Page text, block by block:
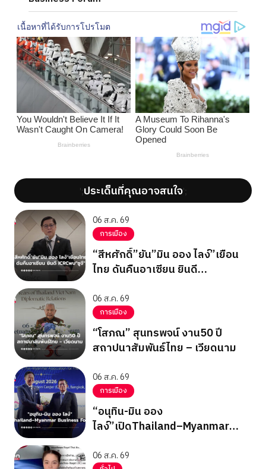
';ประเด็นที่คุณอาจสนใจ';
06 ส.ค. 69
การเมือง
“สีหศักดิ์”ยัน”มิน ออง ไลง์”เยือน
ไทย ดันคืนอาเซียน ยินดี
06 ส.ค. 69
การเมือง
“โสภณ” สุนทรพจน์ งาน50 ปี
สถาปนาสัมพันธ์ไทย – เวียดนาม
06 ส.ค. 69
การเมือง
“อนุทิน-มิน ออง
ไลง์”เปิดThailand–Myanmar
06 ส.ค. 69